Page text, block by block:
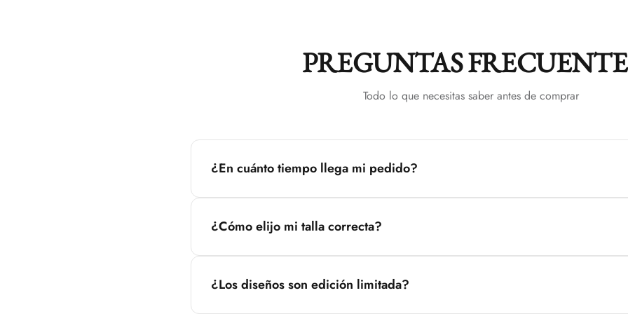
PREGUNTAS
Todo lo que necesitas saber antes de comprar
¿En cuánto tiempo llega mi pedido?
pedido sea enviado.
¿Cómo elijo mi talla correcta?
ayudamos a elegir la talla perfecta.
¿Los diseños son edición limitada?